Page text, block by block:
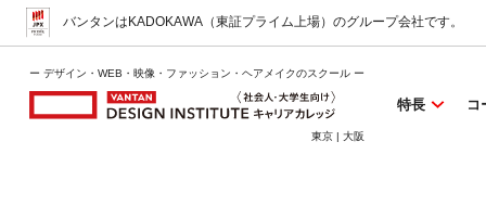
バンタンはKADOKAWA（東証プライム上場） のグループ会社です。
ー デザイン・WEB・映像・ファッション・ヘアメイクのスクール ー
東京 | 大阪
特長 コ